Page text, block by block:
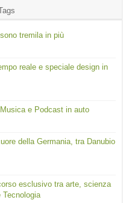
tremila in più
reale e speciale design in
e Podcast in auto
della Germania, tra Danubio
esclusivo tra arte, scienza